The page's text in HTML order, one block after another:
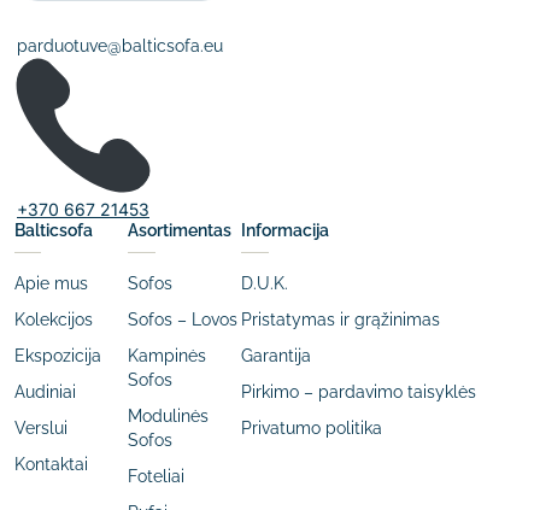
parduotuve@balticsofa.eu
+370 667 21453
Balticsofa
Apie mus
Kolekcijos
Ekspozicija
Audiniai
Verslui
Kontaktai
Asortimentas
Sofos
Sofos – Lovos
Kampinės
Sofos
Modulinės
Sofos
Foteliai
Informacija
D.U.K.
Pristatymas ir grąžinimas
Garantija
Pirkimo – pardavimo taisyklės
Privatumo politika